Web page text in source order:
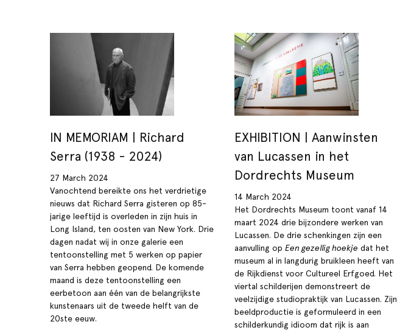
IN MEMORIAM | Richard
Serra (1938 - 2024)
27 March 2024
Vanochtend bereikte ons het verdrietige
nieuws dat Richard Serra gisteren op 85-
jarige leeftijd is overleden in zijn huis in
Long Island, ten oosten van New York. Drie
dagen nadat wij in onze galerie een
tentoonstelling met 5 werken op papier
van Serra hebben geopend. De komende
maand is deze tentoonstelling een
eerbetoon aan één van de belangrijkste
kunstenaars uit de tweede helft van de
20ste eeuw.
EXHIBITION | Aanwinsten
van Lucassen in het
Dordrechts Museum
14 March 2024
Het Dordrechts Museum toont vanaf 14
maart 2024 drie bijzondere werken van
Lucassen. De drie schenkingen zijn een
aanvulling op Een gezellig hoekje dat het
museum al in langdurig bruikleen heeft van
de Rijkdienst voor Cultureel Erfgoed. Het
viertal schilderijen demonstreert de
veelzijdige studiopraktijk van Lucassen. Zijn
beeldproductie is geformuleerd in een
schilderkundig idioom dat rijk is aan